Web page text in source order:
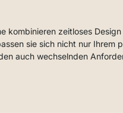
kombinieren zeitloses Design
sie sich nicht nur Ihrem
auch wechselnden